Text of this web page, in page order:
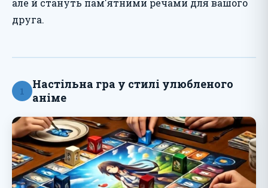
але й стануть пам'ятними речами для вашого
друга.
1
Настільна гра у стилі улюбленого
аніме